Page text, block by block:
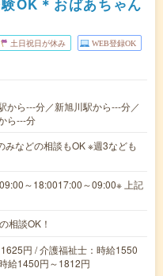
OK＊おばあちゃん
土日祝日が休み WEB登録OK
から---分／新旭川駅から---分／
ら---分
みなどの相談もOK ※週3なども
～18:0017:00～09:00※ 上記
相談OK！
円 / 介護福祉士：時給1550
給1450円～1812円